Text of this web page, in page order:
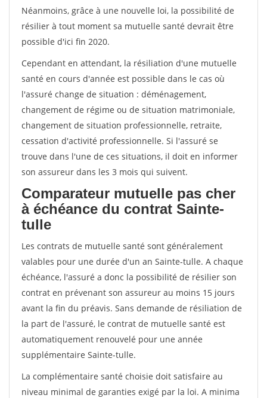
Néanmoins, grâce à une nouvelle loi, la possibilité de
résilier à tout moment sa mutuelle santé devrait être
possible d'ici fin 2020.
Cependant en attendant, la résiliation d'une mutuelle
santé en cours d'année est possible dans le cas où
l'assuré change de situation : déménagement,
changement de régime ou de situation matrimoniale,
changement de situation professionnelle, retraite,
cessation d'activité professionnelle. Si l'assuré se
trouve dans l'une de ces situations, il doit en informer
son assureur dans les 3 mois qui suivent.
Comparateur mutuelle pas cher
à échéance du contrat Sainte-
tulle
Les contrats de mutuelle santé sont généralement
valables pour une durée d'un an Sainte-tulle. A chaque
échéance, l'assuré a donc la possibilité de résilier son
contrat en prévenant son assureur au moins 15 jours
avant la fin du préavis. Sans demande de résiliation de
la part de l'assuré, le contrat de mutuelle santé est
automatiquement renouvelé pour une année
supplémentaire Sainte-tulle.
La complémentaire santé choisie doit satisfaire au
niveau minimal de garanties exigé par la loi. A minima